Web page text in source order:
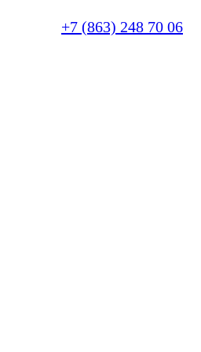
+7 (863) 248 70 06